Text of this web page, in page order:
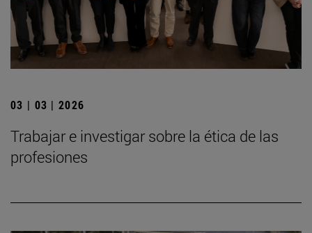
03 | 03 | 2026
Trabajar e investigar sobre la ética de las
profesiones